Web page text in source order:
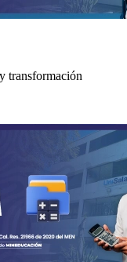
transformación